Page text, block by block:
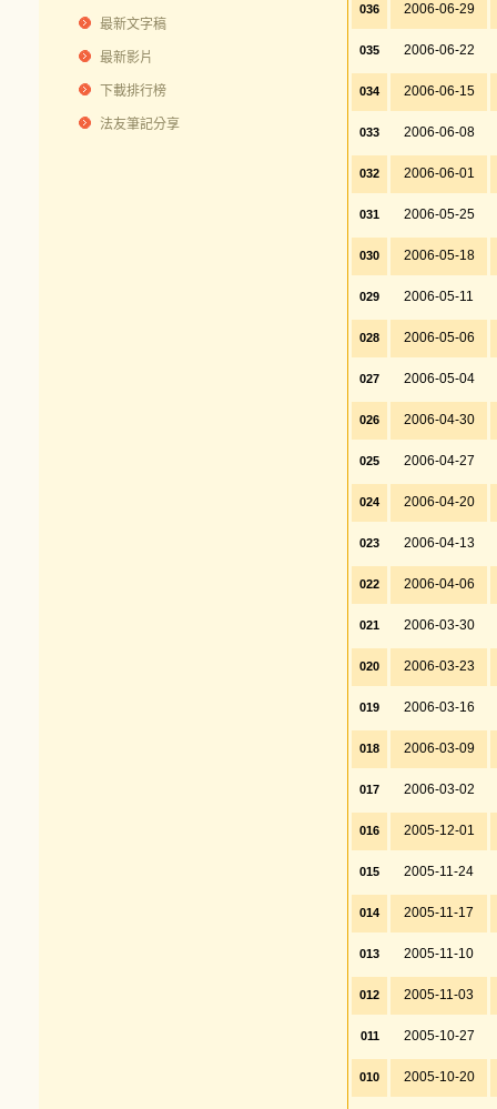
最新文字稿
最新影片
下載排行榜
法友筆記分享
036 2006-06-29
035 2006-06-22
034 2006-06-15
033 2006-06-08
032 2006-06-01
031 2006-05-25
030 2006-05-18
029 2006-05-11
028 2006-05-06
027 2006-05-04
026 2006-04-30
025 2006-04-27
024 2006-04-20
023 2006-04-13
022 2006-04-06
021 2006-03-30
020 2006-03-23
019 2006-03-16
018 2006-03-09
017 2006-03-02
016 2005-12-01
015 2005-11-24
014 2005-11-17
013 2005-11-10
012 2005-11-03
011 2005-10-27
010 2005-10-20